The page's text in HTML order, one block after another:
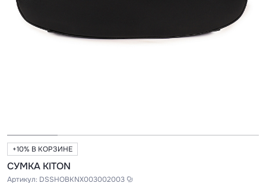
+10% В КОРЗИНЕ
CУМКА KITON
Артикул: DSSHOBKNX003002003